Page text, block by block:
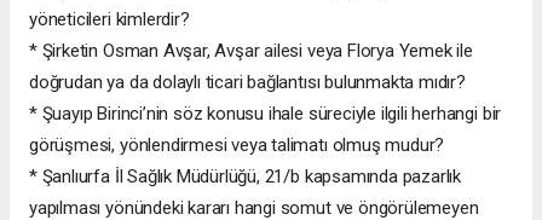
yöneticileri kimlerdir?
* Şirketin Osman Avşar, Avşar ailesi veya Florya Yemek ile
doğrudan ya da dolaylı ticari bağlantısı bulunmakta mıdır?
* Şuayıp Birinci’nin söz konusu ihale süreciyle ilgili herhangi bir
görüşmesi, yönlendirmesi veya talimatı olmuş mudur?
* Şanlıurfa İl Sağlık Müdürlüğü, 21/b kapsamında pazarlık
yapılması yönündeki kararı hangi somut ve öngörülemeyen